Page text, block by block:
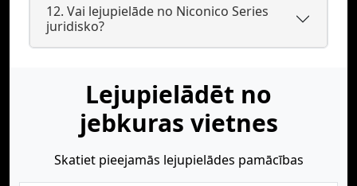
12. Vai lejupielāde no Niconico Series
juridisko?
Lejupielādēt no
jebkuras vietnes
Skatiet pieejamās lejupielādes pamācības